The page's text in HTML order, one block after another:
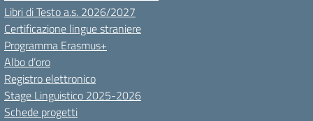
Libri di Testo a.s. 2026/2027
Certificazione lingue straniere
Programma Erasmus+
Albo d’oro
Registro elettronico
Stage Linguistico 2025-2026
Schede progetti